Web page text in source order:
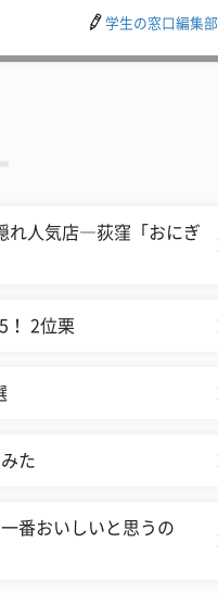
学生の窓口編集部
れ人気店―荻窪「おにぎ
！ 2位栗
た
番おいしいと思うの